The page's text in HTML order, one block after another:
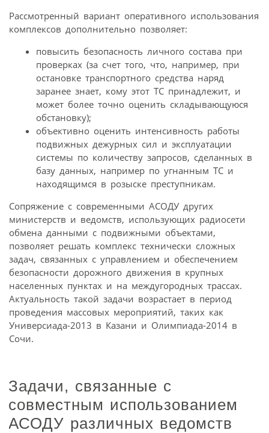
Рассмотренный вариант оперативного использования
комплексов дополнительно позволяет:
повысить безопасность личного состава при
проверках (за счет того, что, например, при
остановке транспортного средства наряд
заранее знает, кому этот ТС принадлежит, и
может более точно оценить складывающуюся
обстановку);
объективно оценить интенсивность работы
подвижных дежурных сил и эксплуатации
системы по количеству запросов, сделанных в
базу данных, например по угнанным ТС и
находящимся в розыске преступникам.
Сопряжение с современными АСОДУ других
министерств и ведомств, использующих радиосети
обмена данными с подвижными объектами,
позволяет решать комплекс технически сложных
задач, связанных с управлением и обеспечением
безопасности дорожного движения в крупных
населенных пунктах и на междугородных трассах.
Актуальность такой задачи возрастает в период
проведения массовых мероприятий, таких как
Универсиада-2013 в Казани и Олимпиада-2014 в
Сочи.
Задачи, связанные с
совместным использованием
АСОДУ различных ведомств